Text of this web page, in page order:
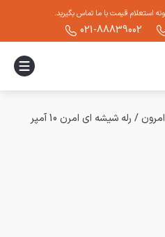
استعلام قیمت با ما تماس بگیرید.
021-88839002
/
رله شیشه ای امرن 10 آمپر